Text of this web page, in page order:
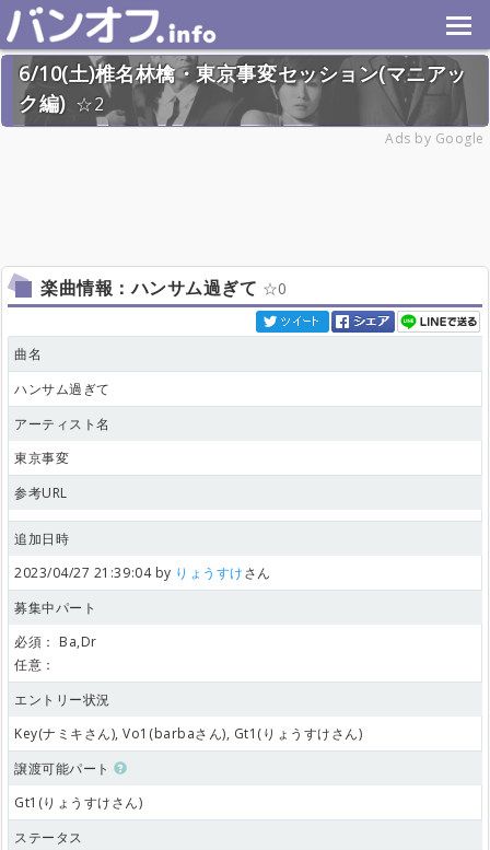
6/10(土)椎名林檎・東京事変セッション(マニアッ
ク編)
2
Ads by Google
楽曲情報：ハンサム過ぎて 0
曲名
ハンサム過ぎて
アーティスト名
東京事変
参考URL
追加日時
2023/04/27 21:39:04 by りょうすけさん
募集中パート
必須： Ba,Dr
任意：
エントリー状況
Key(ナミキさん), Vo1(barbaさん), Gt1(りょうすけさん)
譲渡可能パート
Gt1(りょうすけさん)
ステータス